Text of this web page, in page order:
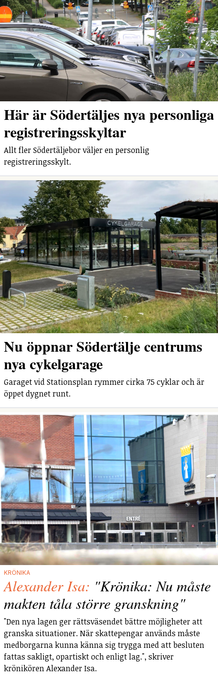
Här är Södertäljes nya personliga
registreringsskyltar
Allt fler Södertäljebor väljer en personlig
registreringsskylt.
Nu öppnar Södertälje centrums
nya cykelgarage
Garaget vid Stationsplan rymmer cirka 75 cyklar och är
öppet dygnet runt.
KRÖNIKA
Alexander Isa: "Krönika: Nu måste
makten tåla större granskning"
"Den nya lagen ger rättsväsendet bättre möjligheter att
granska situationer. När skattepengar används måste
medborgarna kunna känna sig trygga med att besluten
fattas sakligt, opartiskt och enligt lag.", skriver
krönikören Alexander Isa.